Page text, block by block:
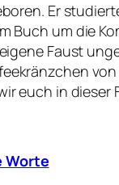
Er
Buch um die
Faust
euch in dieser
Worte